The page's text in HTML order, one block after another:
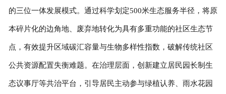
的三位一体发展模式。通过科学划定500米生态服务半径，将原
本碎片化的边角地、废弃地转化为具有多重功能的社区生态节
点，有效提升区域碳汇容量与生物多样性指数，破解传统社区
公共资源配置失衡难题。在治理层面，创新建立居民园长制生
态议事厅等共治平台，引导居民主动参与绿植认养、雨水花园